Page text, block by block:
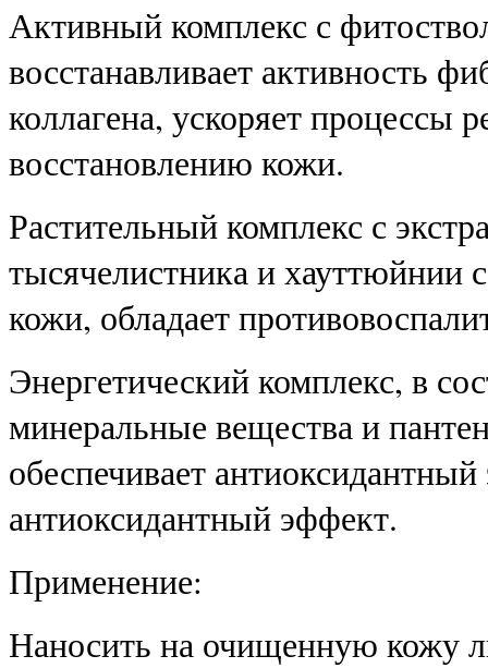
Активный комплекс с
восстанавливает активность
коллагена, ускоряет процессы
восстановлению кожи.
Растительный комплекс с
тысячелистника и хауттюйнии
кожи, обладает
Энергетический комплекс, в
минеральные вещества и
обеспечивает
антиоксидантный эффект.
Применение:
Наносить на очищенную кожу